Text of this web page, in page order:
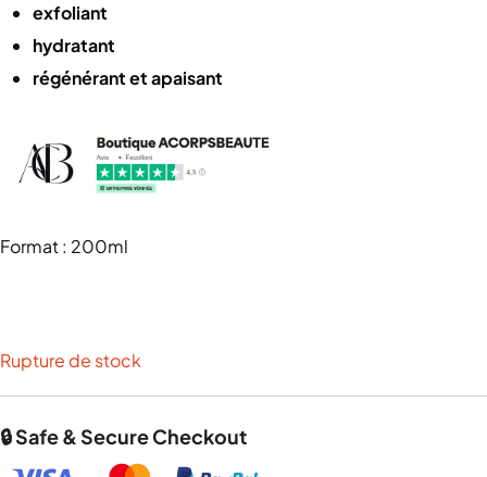
exfoliant
hydratant
régénérant et apaisant
Format : 200ml
Rupture de stock
🔒 Safe & Secure Checkout